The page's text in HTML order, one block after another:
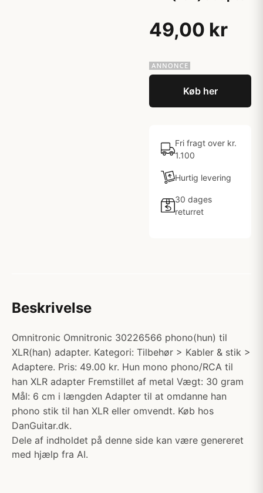
49,00 kr
Køb her
Fri fragt over kr.
1.100
Hurtig levering
30 dages
returret
Beskrivelse
Omnitronic Omnitronic 30226566 phono(hun) til
XLR(han) adapter. Kategori: Tilbehør > Kabler & stik >
Adaptere. Pris: 49.00 kr. Hun mono phono/RCA til
han XLR adapter Fremstillet af metal Vægt: 30 gram
Mål: 6 cm i længden Adapter til at omdanne han
phono stik til han XLR eller omvendt. Køb hos
DanGuitar.dk.
Dele af indholdet på denne side kan være genereret
med hjælp fra AI.